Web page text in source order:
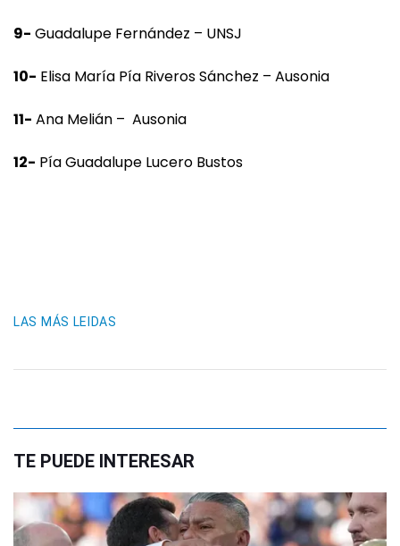
9- Guadalupe Fernández – UNSJ
10- Elisa María Pía Riveros Sánchez – Ausonia
11- Ana Melián – Ausonia
12- Pía Guadalupe Lucero Bustos
LAS MÁS LEIDAS
TE PUEDE INTERESAR